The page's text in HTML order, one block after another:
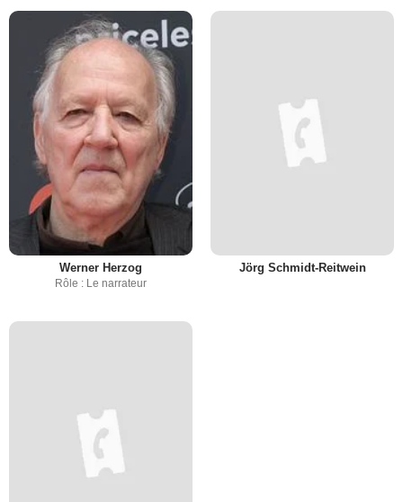
Werner Herzog
Rôle : Le narrateur
Jörg Schmidt-Reitwein